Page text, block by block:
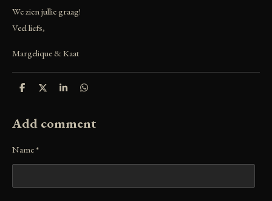
We zien jullie graag!
Veel liefs,
Margelique & Kaat
S
e
S
e
S
e
S
e
Add comment
Name *